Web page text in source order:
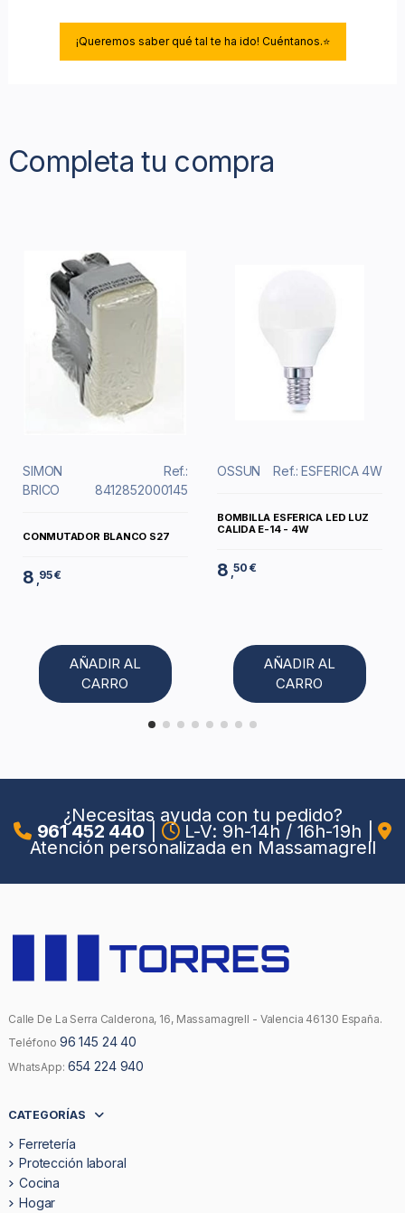
¡Queremos saber qué tal te ha ido! Cuéntanos.⭐
Completa tu compra
SIMON
BRICO
Ref.:
8412852000145
CONMUTADOR BLANCO S27
8 ,95 €
AÑADIR AL
CARRO
OSSUN Ref.: ESFERICA 4W
BOMBILLA ESFERICA LED LUZ
CALIDA E-14 - 4W
8 ,50 €
AÑADIR AL
CARRO
¿Necesitas ayuda con tu pedido?
961 452 440 L-V: 9h-14h / 16h-19h
Atención personalizada en Massamagrell
Calle De La Serra Calderona, 16, Massamagrell - Valencia 46130 España.
Teléfono 96 145 24 40
WhatsApp: 654 224 940
CATEGORÍAS
Ferretería
Protección laboral
Cocina
Hogar